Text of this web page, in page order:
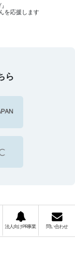
を応援します
ら
法人向けPR事業 問い合わせ